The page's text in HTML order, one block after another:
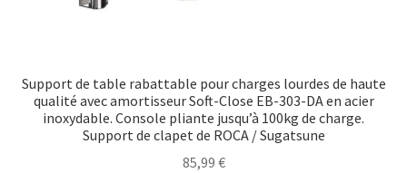
Support de table rabattable pour charges lourdes de haute
qualité avec amortisseur Soft-Close EB-303-DA en acier
inoxydable. Console pliante jusqu’à 100kg de charge.
Support de clapet de ROCA / Sugatsune
85,99 €